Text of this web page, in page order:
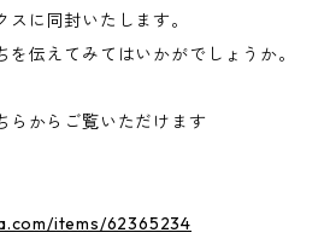
に同封いたします。
を伝えてみてはいかがでしょうか。
らからご覧いただけます
items/62365234